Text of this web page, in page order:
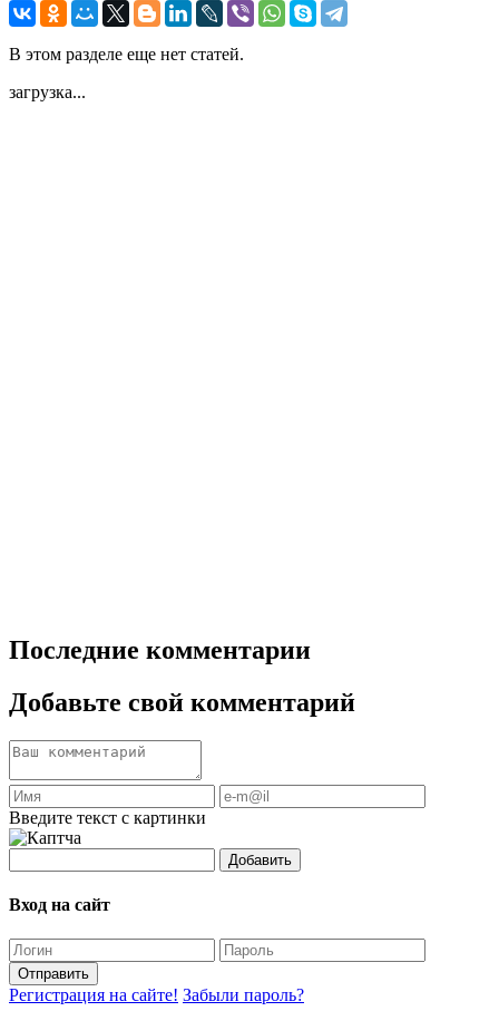
В этом разделе еще нет статей.
загрузка...
Последние комментарии
Добавьте свой комментарий
Введите текст с картинки
Добавить
Вход на сайт
Отправить
Регистрация на сайте! Забыли пароль?